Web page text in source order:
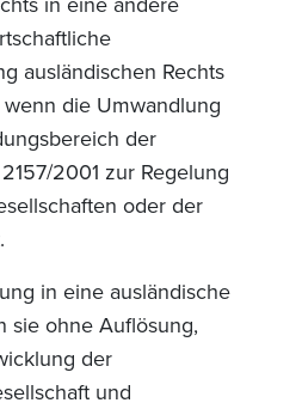
ausländischen Rechts
die Umwandlung
der
2001 zur Regelung
oder der
in eine ausländische
sie ohne Auflösung,
der
und